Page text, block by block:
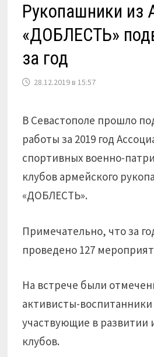
Рукопашники из
«ДОБЛЕСТЬ»
за год
28.12.2019 в 15:57
В Севастополе прошло
работы за 2019 год
спортивных военно-
клубов армейского
«ДОБЛЕСТЬ».
Примечательно, что за
проведено 127
На встрече были
активисты-
участвующие в развитии
клубов.